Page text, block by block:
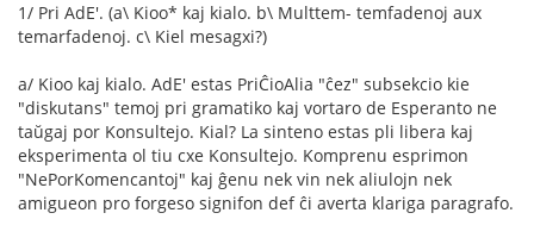
1/ Pri AdE'. (a\ Kioo* kaj kialo. b\ Multtem- temfadenoj aux
temarfadenoj. c\ Kiel mesagxi?)
a/ Kioo kaj kialo. AdE' estas PriĈioAlia "ĉez" subsekcio kie
"diskutans" temoj pri gramatiko kaj vortaro de Esperanto ne
taŭgaj por Konsultejo. Kial? La sinteno estas pli libera kaj
eksperimenta ol tiu cxe Konsultejo. Komprenu esprimon
"NePorKomencantoj" kaj ĝenu nek vin nek aliulojn nek
amigueon pro forgeso signifon def ĉi averta klariga paragrafo.